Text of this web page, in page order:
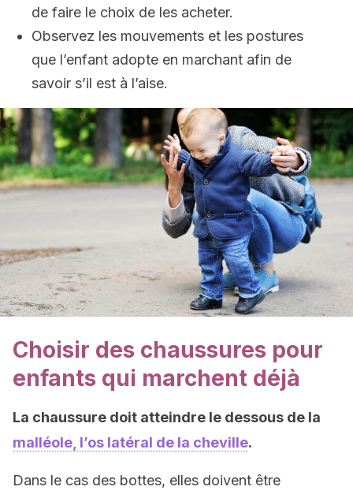
de faire le choix de les acheter.
Observez les mouvements et les postures
que l’enfant adopte en marchant afin de
savoir s’il est à l’aise.
Choisir des chaussures pour
enfants qui marchent déjà
La chaussure doit atteindre le dessous de la
malléole, l’os latéral de la cheville.
Dans le cas des bottes, elles doivent être